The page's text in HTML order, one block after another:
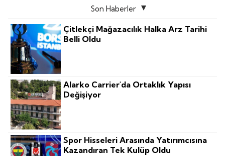
Son Haberler
Çitlekçi Mağazacılık Halka Arz Tarihi
Belli Oldu
Alarko Carrier'da Ortaklık Yapısı
Değişiyor
Spor Hisseleri Arasında Yatırımcısına
Kazandıran Tek Kulüp Oldu